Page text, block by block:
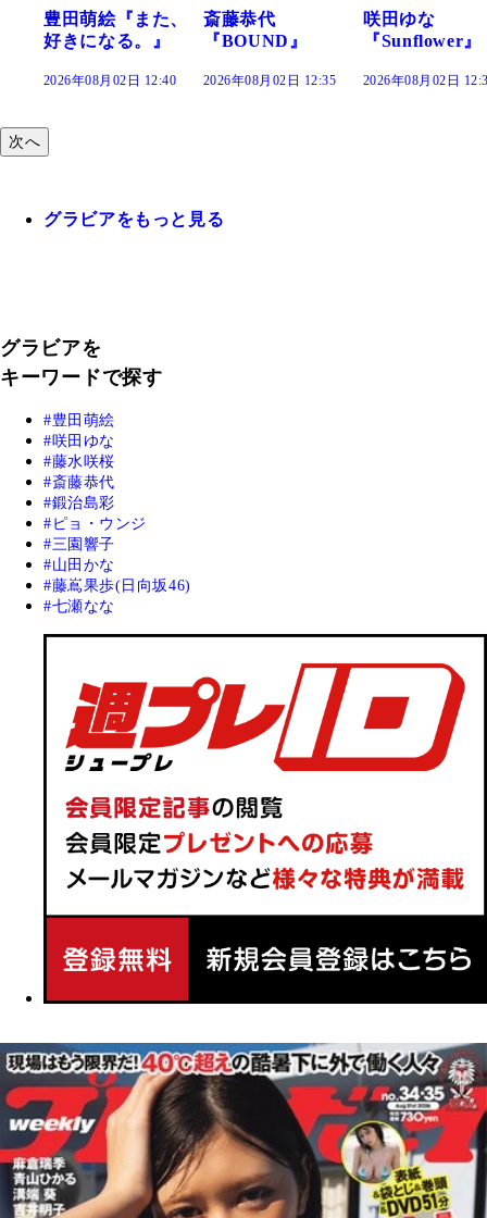
斎藤恭代
『BOUND』
2026年08月02日 12:35
咲田ゆな
『Sunflower』
2026年08月02日 12:30
藤水咲桜『花
だまり』
2026年08月02日
次へ
グラビアをもっと見る
グラビアを
キーワードで探す
豊田萌絵
咲田ゆな
藤水咲桜
斎藤恭代
鍛治島彩
ピョ・ウンジ
三園響子
山田かな
藤嶌果歩(日向坂46)
七瀬なな